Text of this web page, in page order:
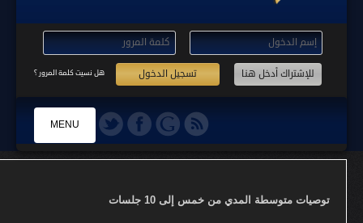
تسجيل الدخول هل نسيت كلمة المرور ؟
MENU
توصيات متوسطة المدي من خمس إلى 10 جلسات